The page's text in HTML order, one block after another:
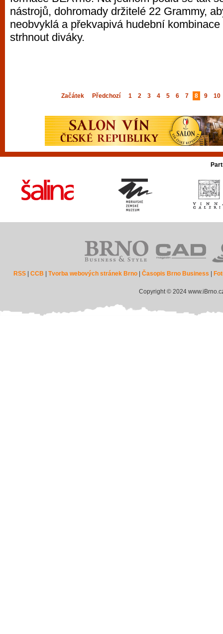
nástrojů, dohromady držitelé 22 Grammy,
neobvyklá a překvapivá hudební
strhnout diváky.
Začátek Předchozí 1 2 3 4 5 6 7 8 9 10
RSS |CCB |Tvorba webových stránek Brno |Časopis Brno Business
Copyright © 2024